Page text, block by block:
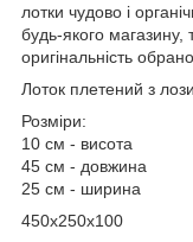
лотки чудово і
будь-якого
оригінальність
Лоток плетений з
Розміри:
10 см - висота
45 см - довжина
25 см - ширина
450х250х100